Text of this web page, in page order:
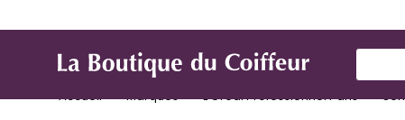
Marques Produit de coiffure
Accueil
Marques L’Oréal Professionnel Paris